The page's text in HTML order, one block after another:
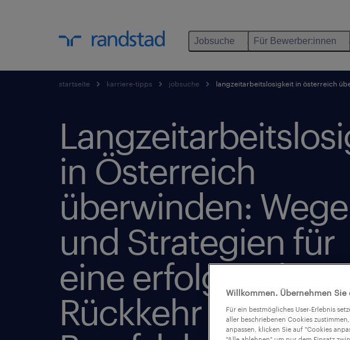
Jobsuche Für Bewerber:innen
startseite karriere-tipps jobsuche langzeitarbeitslosigkeit in österreich
in Österreich
überwinden: Wege
und Strategien für
eine erfolgreiche
Rückkehr insWillkommen. Übernehmen
Für ein bestmögliches User-Erlebnis
aller beschriebenen Cookies
anpassen, klicken Sie auf "Cookies